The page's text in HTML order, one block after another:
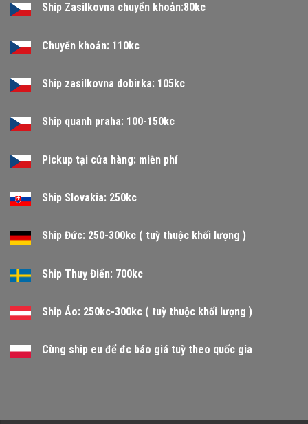
Ship Zasilkovna chuyển khoản:80kc
Chuyển khoản: 110kc
Ship zasilkovna dobirka: 105kc
Ship quanh praha: 100-150kc
Pickup tại cửa hàng: miễn phí
Ship Slovakia: 250kc
Ship Đức: 250-300kc ( tuỳ thuộc khối lượng )
Ship Thuỵ Điển: 700kc
Ship Áo: 250kc-300kc ( tuỳ thuộc khối lượng )
Cùng ship eu để đc báo giá tuỳ theo quốc gia